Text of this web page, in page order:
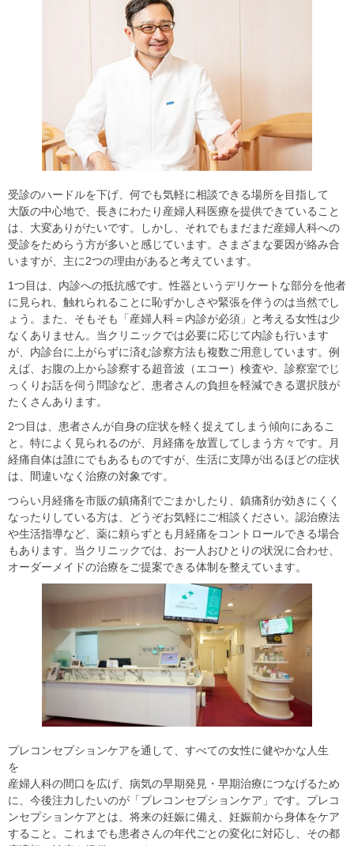
受診のハードルを下げ、何でも気軽に相談できる場所を目指して
大阪の中心地で、長きにわたり産婦人科医療を提供できていること
は、大変ありがたいです。しかし、それでもまだまだ産婦人科への
受診をためらう方が多いと感じています。さまざまな要因が絡み合
いますが、主に2つの理由があると考えています。
1つ目は、内診への抵抗感です。性器というデリケートな部分を他者
に見られ、触れられることに恥ずかしさや緊張を伴うのは当然でし
ょう。また、そもそも「産婦人科＝内診が必須」と考える女性は少
なくありません。当クリニックでは必要に応じて内診も行います
が、内診台に上がらずに済む診察方法も複数ご用意しています。例
えば、お腹の上から診察する超音波（エコー）検査や、診察室でじ
っくりお話を伺う問診など、患者さんの負担を軽減できる選択肢が
たくさんあります。
2つ目は、患者さんが自身の症状を軽く捉えてしまう傾向にあるこ
と。特によく見られるのが、月経痛を放置してしまう方々です。月
経痛自体は誰にでもあるものですが、生活に支障が出るほどの症状
は、間違いなく治療の対象です。
つらい月経痛を市販の鎮痛剤でごまかしたり、鎮痛剤が効きにくく
なったりしている方は、どうぞお気軽にご相談ください。認治療法
や生活指導など、薬に頼らずとも月経痛をコントロールできる場合
もあります。当クリニックでは、お一人おひとりの状況に合わせ、
オーダーメイドの治療をご提案できる体制を整えています。
プレコンセプションケアを通して、すべての女性に健やかな人生
を
産婦人科の間口を広げ、病気の早期発見・早期治療につなげるため
に、今後注力したいのが「プレコンセプションケア」です。プレコ
ンセプションケアとは、将来の妊娠に備え、妊娠前から身体をケア
すること。これまでも患者さんの年代ごとの変化に対応し、その都